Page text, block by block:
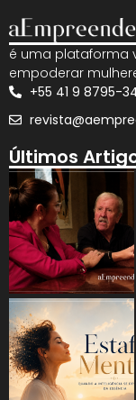
é uma plataforma
empoderar
+55 41 9 8795-
Últimos